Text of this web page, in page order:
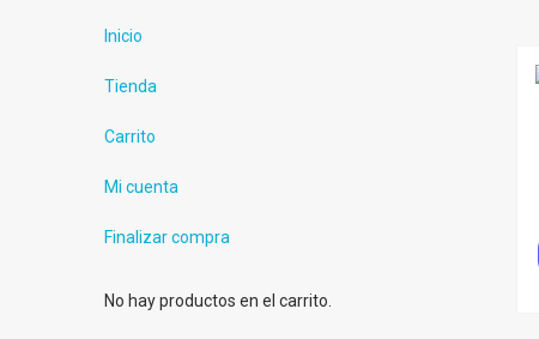
Inicio
Tienda
Carrito
Mi cuenta
Finalizar compra
No hay productos en el carrito.